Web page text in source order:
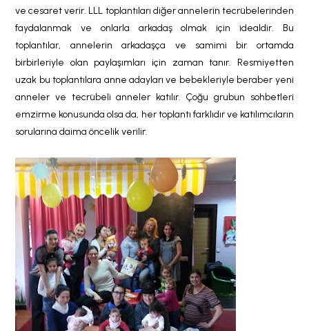
ve cesaret verir. LLL toplantıları diğer annelerin tecrübelerinden
faydalanmak ve onlarla arkadaş olmak için idealdir. Bu
toplantılar, annelerin arkadaşça ve samimi bir ortamda
birbirleriyle olan paylaşımları için zaman tanır. Resmiyetten
uzak bu toplantılara anne adayları ve bebekleriyle beraber yeni
anneler ve tecrübeli anneler katılır. Çoğu grubun sohbetleri
emzirme konusunda olsa da, her toplantı farklıdır ve katılımcıların
sorularına daima öncelik verilir.